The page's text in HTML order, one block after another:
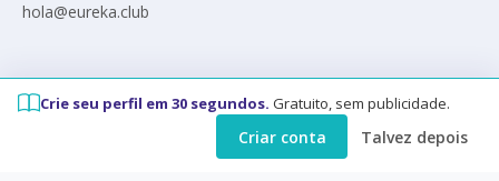
hola@eureka.club
© Eureka 2026
Crie seu perfil em 30 segundos. Gratuito, sem publicidade.
Criar conta Talvez depois